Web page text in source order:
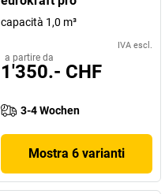
capacità 1,0 m³
IVA escl.
a partire da
1'350.- CHF
3-4 Wochen
Mostra 6 varianti